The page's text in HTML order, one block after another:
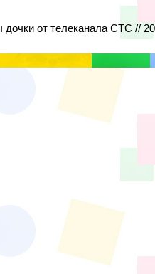
от телеканала СТС //